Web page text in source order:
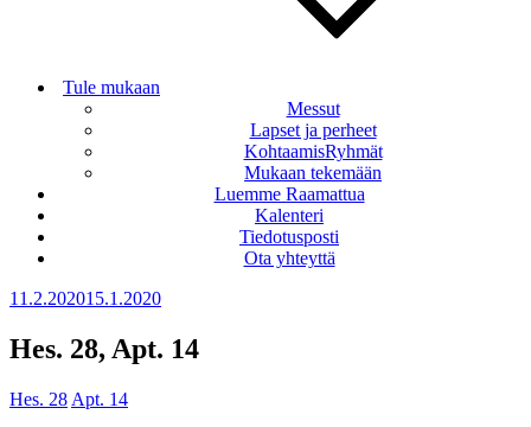
Tule mukaan
Messut
Lapset ja perheet
KohtaamisRyhmät
Mukaan tekemään
Luemme Raamattua
Kalenteri
Tiedotusposti
Ota yhteyttä
Julkaistu
11.2.202015.1.2020
Hes. 28, Apt. 14
Hes. 28 Apt. 14